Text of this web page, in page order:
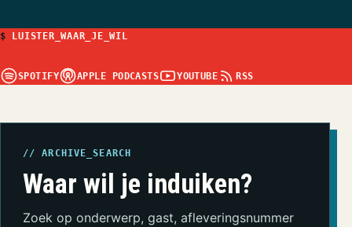
$ LUISTER_WAAR_JE_WIL
SPOTIFY APPLE PODCASTS YOUTUBE RSS
// ARCHIVE_SEARCH
Waar wil je induiken?
Zoek op onderwerp, gast, afleveringsnummer